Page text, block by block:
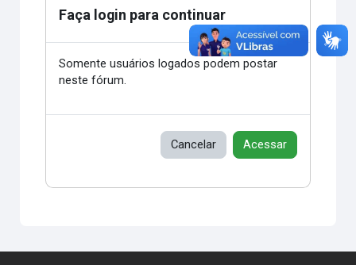
Faça login para continuar
Somente usuários logados podem postar
neste fórum.
Cancelar Acessar